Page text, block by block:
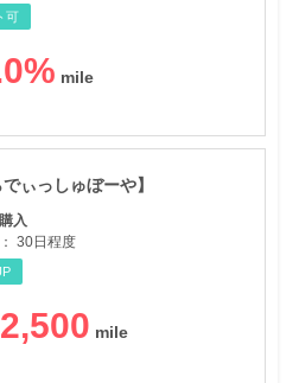
可
%
ぃっしゅぼーや】
入
30日程度
2,500